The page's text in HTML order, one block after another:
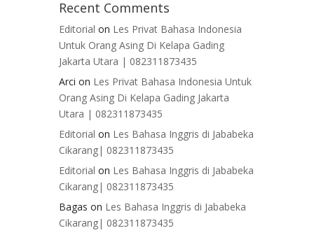
Recent Comments
Editorial on Les Privat Bahasa Indonesia
Untuk Orang Asing Di Kelapa Gading
Jakarta Utara | 082311873435
Arci on Les Privat Bahasa Indonesia Untuk
Orang Asing Di Kelapa Gading Jakarta
Utara | 082311873435
Editorial on Les Bahasa Inggris di Jababeka
Cikarang| 082311873435
Editorial on Les Bahasa Inggris di Jababeka
Cikarang| 082311873435
Bagas on Les Bahasa Inggris di Jababeka
Cikarang| 082311873435